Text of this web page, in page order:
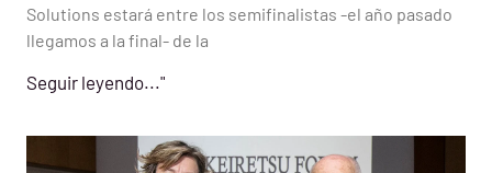
Solutions estará entre los semifinalistas -el año pasado
llegamos a la final- de la
Seguir leyendo..."